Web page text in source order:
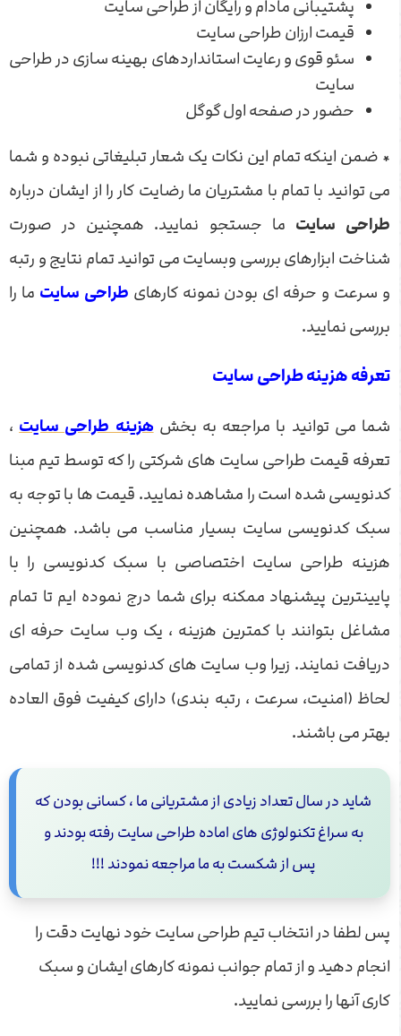
پشتیبانی مادام و رایگان از طراحی سایت
قیمت ارزان طراحی سایت
سئو قوی و رعایت استانداردهای بهینه سازی در طراحی
سایت
حضور در صفحه اول گوگل
* ضمن اینکه تمام این نکات یک شعار تبلیغاتی نبوده و شما
می توانید با تمام با مشتریان ما رضایت کار را از ایشان درباره
طراحی سایت ما جستجو نمایید. همچنین در صورت
شناخت ابزارهای بررسی وبسایت می توانید تمام نتایج و رتبه
و سرعت و حرفه ای بودن نمونه کارهای طراحی سایت ما را
بررسی نمایید.
تعرفه هزینه طراحی سایت
شما می توانید با مراجعه به بخشهزینه طراحی سایت،
تعرفه قیمت طراحی سایت های شرکتی را که توسط تیم مبنا
کدنویسی شده است را مشاهده نمایید. قیمت ها با توجه به
سبک کدنویسی سایت بسیار مناسب می باشد. همچنین
هزینه طراحی سایت اختصاصی با سبک کدنویسی را با
پایینترین پیشنهاد ممکنه برای شما درج نموده ایم تا تمام
مشاغل بتوانند با کمترین هزینه ، یک وب سایت حرفه ای
دریافت نمایند. زیرا وب سایت های کدنویسی شده از تمامی
لحاظ (امنیت، سرعت ، رتبه بندی) دارای کیفیت فوق العاده
بهتر می باشند.
شاید در سال تعداد زیادی از مشتریانی ما ، کسانی بودن که
به سراغ تکنولوژی های اماده طراحی سایت رفته بودند و
پس از شکست به ما مراجعه نمودند !!!
پس لطفا در انتخاب تیم طراحی سایت خود نهایت دقت را
انجام دهید و از تمام جوانب نمونه کارهای ایشان و سبک
کاری آنها را بررسی نمایید.